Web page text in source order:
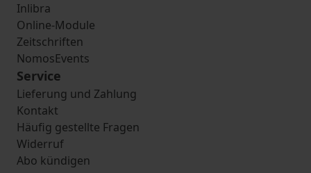
Inlibra
Online-Module
Zeitschriften
NomosEvents
Service
Lieferung und Zahlung
Kontakt
Häufig gestellte Fragen
Widerruf
Abo kündigen